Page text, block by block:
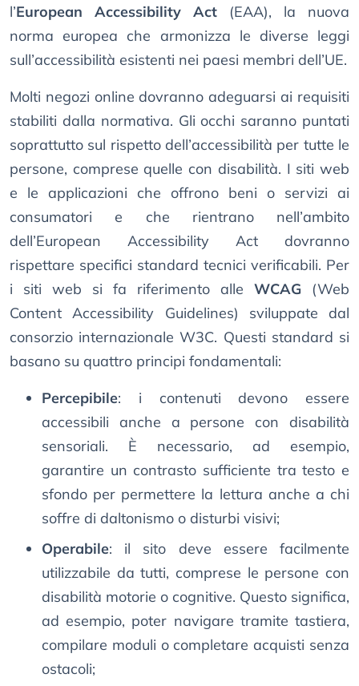
l’European Accessibility Act (EAA), la nuova
norma europea che armonizza le diverse leggi
sull’accessibilità esistenti nei paesi membri dell’UE.
Molti negozi online dovranno adeguarsi ai requisiti
stabiliti dalla normativa. Gli occhi saranno puntati
soprattutto sul rispetto dell’accessibilità per tutte le
persone, comprese quelle con disabilità. I siti web
e le applicazioni che offrono beni o servizi ai
consumatori e che rientrano nell’ambito
dell’European Accessibility Act dovranno
rispettare specifici standard tecnici verificabili. Per
i siti web si fa riferimento alle WCAG (Web
Content Accessibility Guidelines) sviluppate dal
consorzio internazionale W3C. Questi standard si
basano su quattro principi fondamentali:
Percepibile: i contenuti devono essere
accessibili anche a persone con disabilità
sensoriali. È necessario, ad esempio,
garantire un contrasto sufficiente tra testo e
sfondo per permettere la lettura anche a chi
soffre di daltonismo o disturbi visivi;
Operabile: il sito deve essere facilmente
utilizzabile da tutti, comprese le persone con
disabilità motorie o cognitive. Questo significa,
ad esempio, poter navigare tramite tastiera,
compilare moduli o completare acquisti senza
ostacoli;